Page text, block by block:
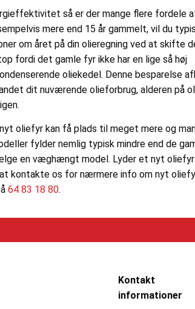
så er der mange flere fordele
mere end 15 år gammelt, vil du
om året på din olieregning ved at skifte
fordi det gamle fyr ikke har en lige så høj
oliekedel. Denne besparelse
dit nuværende olieforbrug, alderen på
oliefyr kan få plads til meget mere og
fylder nemlig typisk mindre end de
en væghængt model. Lyder et nyt
kontakte os for nærmere info om nyt
64 83 18 80.
Kontakt
informationer